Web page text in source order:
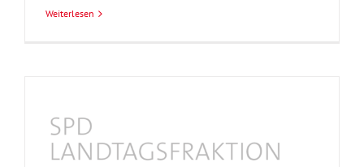
Weiterlesen